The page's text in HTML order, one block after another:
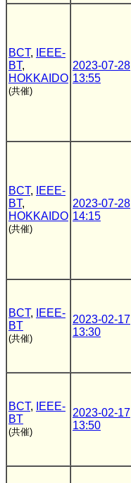
BCT,
IEEE-
BT,
HOKKAIDO
(共催)
2023-07-28
13:55
BCT,
IEEE-
BT,
HOKKAIDO
(共催)
2023-07-28
14:15
BCT,
IEEE-
BT
(共催)
2023-02-17
13:30
BCT,
IEEE-
BT
(共催)
2023-02-17
13:50